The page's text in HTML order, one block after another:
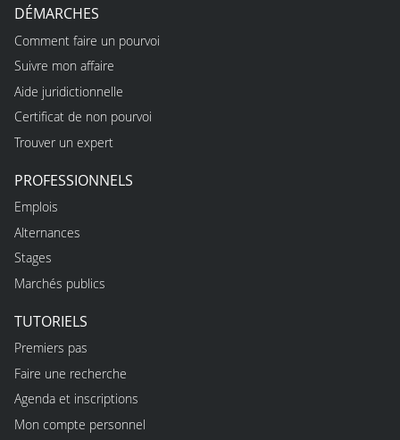
DÉMARCHES
Comment faire un pourvoi
Suivre mon affaire
Aide juridictionnelle
Certificat de non pourvoi
Trouver un expert
PROFESSIONNELS
Emplois
Alternances
Stages
Marchés publics
TUTORIELS
Premiers pas
Faire une recherche
Agenda et inscriptions
Mon compte personnel